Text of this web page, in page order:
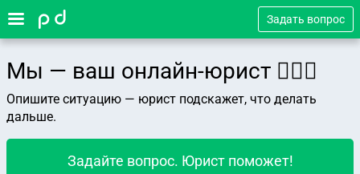
Задать вопрос
Мы — ваш онлайн-юрист 👨🏻‍⚖️
Опишите ситуацию — юрист подскажет, что делать
дальше.
Задайте вопрос. Юрист поможет!